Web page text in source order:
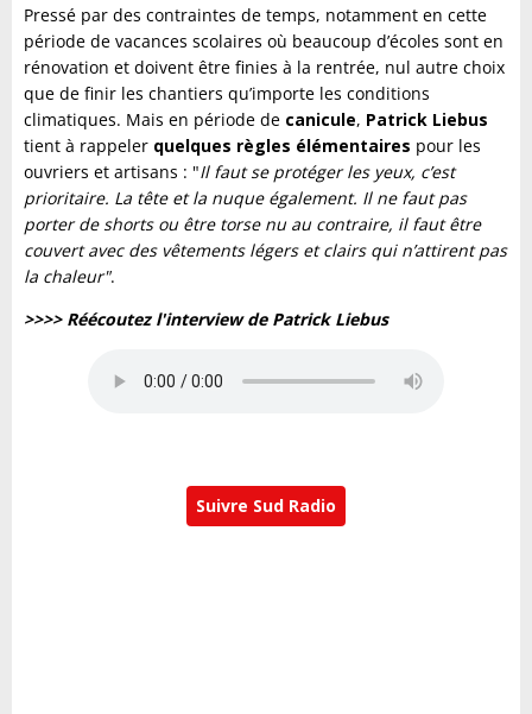
Pressé par des contraintes de temps, notamment en cette
période de vacances scolaires où beaucoup d’écoles sont en
rénovation et doivent être finies à la rentrée, nul autre choix
que de finir les chantiers qu’importe les conditions
climatiques. Mais en période de canicule, Patrick Liebus
tient à rappeler quelques règles élémentaires pour les
ouvriers et artisans : "Il faut se protéger les yeux, c’est
prioritaire. La tête et la nuque également. Il ne faut pas
porter de shorts ou être torse nu au contraire, il faut être
couvert avec des vêtements légers et clairs qui n’attirent pas
la chaleur".
>>>> Réécoutez l'interview de Patrick Liebus
Suivre Sud Radio